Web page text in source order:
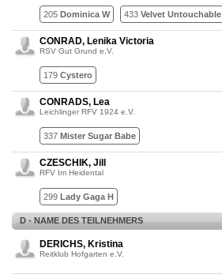
205 Dominica W 433 Velvet Untouchable
CONRAD, Lenika Victoria
RSV Gut Grund e.V.
179 Cystero
CONRADS, Lea
Leichlinger RFV 1924 e.V.
337 Mister Sugar Babe
CZESCHIK, Jill
RFV Im Heidental
299 Lady Gaga H
D - NAME DES TEILNEHMERS
DERICHS, Kristina
Reitklub Hofgarten e.V.